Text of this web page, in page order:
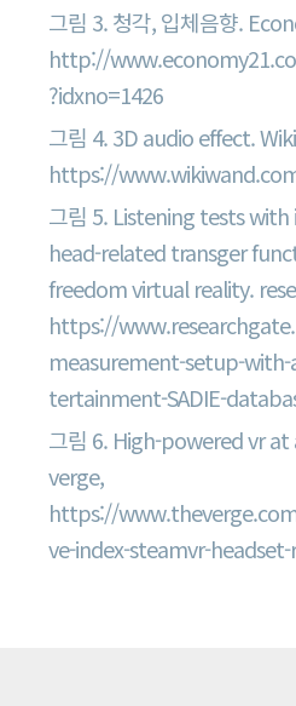
그림 3. 청각, 입체음향.
http://
?idxno=1426
그림 4. 3D audio effect.
https://
그림 5. Listening tests
head-related transger
freedom virtual reality.
https://
measurement-setup-
tertainment-SADIE-
그림 6. High-powered vr
verge,
https://
ve-index-steamvr-